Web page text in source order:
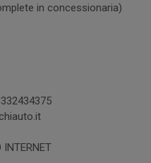
in concessionaria)
INTERNET